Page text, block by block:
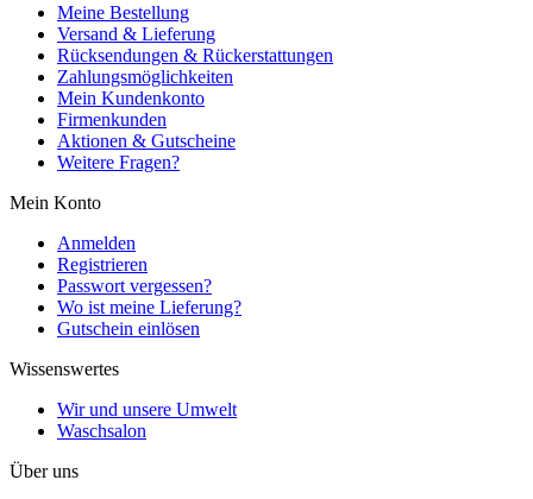
Meine Bestellung
Versand & Lieferung
Rücksendungen & Rückerstattungen
Zahlungsmöglichkeiten
Mein Kundenkonto
Firmenkunden
Aktionen & Gutscheine
Weitere Fragen?
Mein Konto
Anmelden
Registrieren
Passwort vergessen?
Wo ist meine Lieferung?
Gutschein einlösen
Wissenswertes
Wir und unsere Umwelt
Waschsalon
Über uns